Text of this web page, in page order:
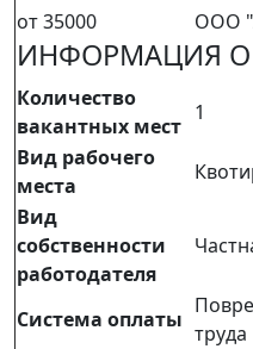
от 35000 ООО
ИНФОРМАЦИЯ
Количество
вакантных мест
1
Вид рабочего
места
Вид
собственности
работодателя
Система оплаты
труда